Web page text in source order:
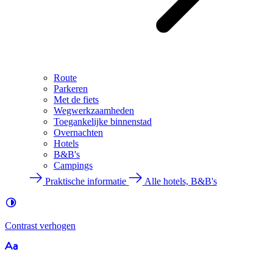
Route
Parkeren
Met de fiets
Wegwerkzaamheden
Toegankelijke binnenstad
Overnachten
Hotels
B&B's
Campings
Praktische informatie
Alle hotels, B&B's
Contrast verhogen